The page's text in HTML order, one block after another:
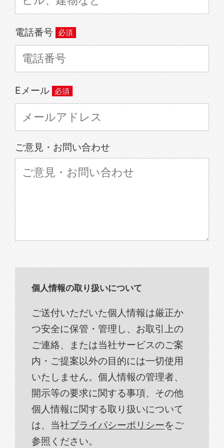
電話番号
Eメール
ご意見・お問い合わせ
個人情報の取り扱いについて
ご送付いただいた個人情報は厳正か
つ安全に保管・管理し、お取引上の
ご連絡、または当社サービスのご案
内・ご提案以外の目的には一切使用
いたしません。個人情報の管理者、
開示等の要求に関する事項、その他
個人情報に関する取り扱いについて
は、当社プライパシーポリシーをご
参照ください。